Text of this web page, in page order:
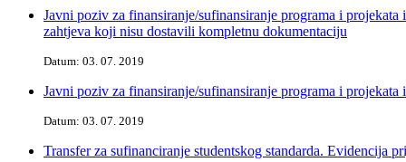
Javni poziv za finansiranje/sufinansiranje programa i
zahtjeva koji nisu dostavili kompletnu dokumentaciju
Datum: 03. 07. 2019
Javni poziv za finansiranje/sufinansiranje programa i
Datum: 03. 07. 2019
Transfer za sufinanciranje studentskog standarda. Evidencija